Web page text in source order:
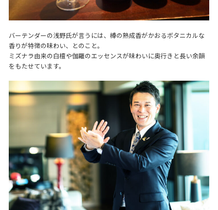
バーテンダーの浅野氏が言うには、樽の熟成香がかおるボタニカルな
香りが特徴の味わい、とのこと。
ミズナラ由来の白檀や伽羅のエッセンスが味わいに奥行きと長い余韻
をもたせています。